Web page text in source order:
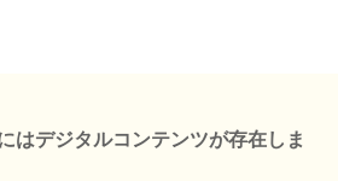
はデジタルコンテンツが存在しま